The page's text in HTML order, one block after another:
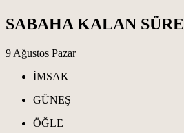
SABAHA KALAN SÜRE
9 Ağustos Pazar
İMSAK
GÜNEŞ
ÖĞLE